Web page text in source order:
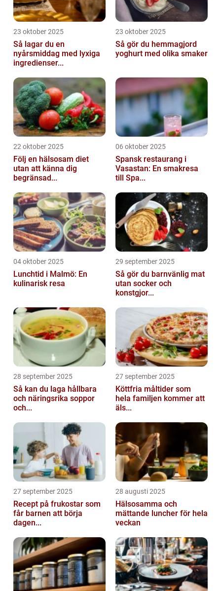
23 oktober 2025
Så lagar du en
nyårsmiddag med lyxiga
ingredienser...
23 oktober 2025
Så gör du hemmagjord
yoghurt med olika smaker
22 oktober 2025
Följ en hälsosam diet
utan att känna dig
begränsad...
06 oktober 2025
Spansk restaurang i
Vasastan: En smakresa
till Spa...
04 oktober 2025
Lunchtid i Malmö: En
kulinarisk resa
29 september 2025
Så gör du barnvänlig mat
utan socker och
konstgjor...
28 september 2025
Så kan du laga hållbara
och näringsrika soppor
och...
27 september 2025
Köttfria måltider som
hela familjen kommer att
äls...
27 september 2025
Recept på frukostar som
får barnen att börja
dagen...
28 augusti 2025
Hälsosamma och
mättande luncher för hela
veckan